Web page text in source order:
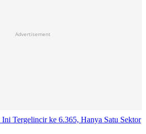
Advertisement
Tergelincir ke 6.365, Hanya Satu Sektor